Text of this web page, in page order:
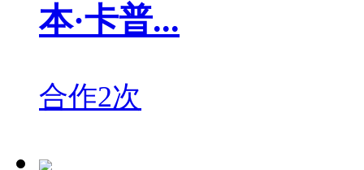
本·卡普...
合作2次